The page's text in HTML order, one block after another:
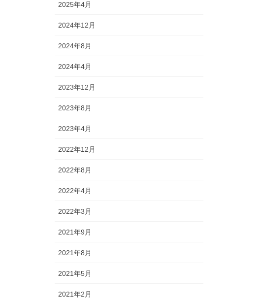
2025年4月
2024年12月
2024年8月
2024年4月
2023年12月
2023年8月
2023年4月
2022年12月
2022年8月
2022年4月
2022年3月
2021年9月
2021年8月
2021年5月
2021年2月